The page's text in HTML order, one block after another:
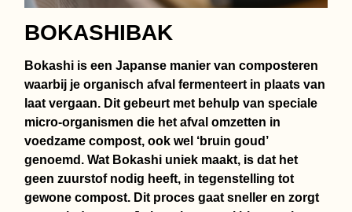
BOKASHIBAK
Bokashi is een Japanse manier van composteren
waarbij je organisch afval fermenteert in plaats van
laat vergaan. Dit gebeurt met behulp van speciale
micro-organismen die het afval omzetten in
voedzame compost, ook wel ‘bruin goud’
genoemd. Wat Bokashi uniek maakt, is dat het
geen zuurstof nodig heeft, in tegenstelling tot
gewone compost. Dit proces gaat sneller en zorgt